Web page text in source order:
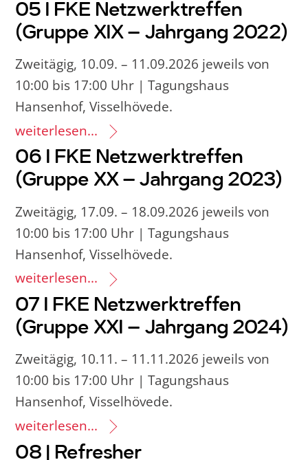
05 I FKE Netzwerktreffen
(Gruppe XIX – Jahrgang 2022)
Zweitägig, 10.09. – 11.09.2026 jeweils von
10:00 bis 17:00 Uhr | Tagungshaus
Hansenhof, Visselhövede.
weiterlesen...
06 I FKE Netzwerktreffen
(Gruppe XX – Jahrgang 2023)
Zweitägig, 17.09. – 18.09.2026 jeweils von
10:00 bis 17:00 Uhr | Tagungshaus
Hansenhof, Visselhövede.
weiterlesen...
07 I FKE Netzwerktreffen
(Gruppe XXI – Jahrgang 2024)
Zweitägig, 10.11. – 11.11.2026 jeweils von
10:00 bis 17:00 Uhr | Tagungshaus
Hansenhof, Visselhövede.
weiterlesen...
08 | Refresher